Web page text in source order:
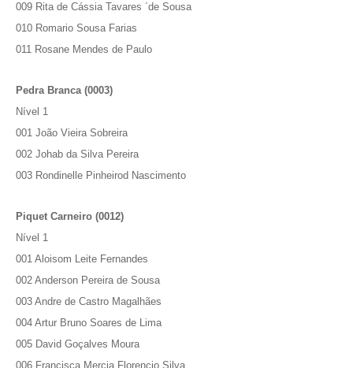
009 Rita de Cássia Tavares ´de Sousa
010 Romario Sousa Farias
011 Rosane Mendes de Paulo
Pedra Branca (0003)
Nível 1
001 João Vieira Sobreira
002 Johab da Silva Pereira
003 Rondinelle Pinheirod Nascimento
Piquet Carneiro (0012)
Nível 1
001 Aloisom Leite Fernandes
002 Anderson Pereira de Sousa
003 Andre de Castro Magalhães
004 Artur Bruno Soares de Lima
005 David Goçalves Moura
006 Francisca Mercia Florencio Silva